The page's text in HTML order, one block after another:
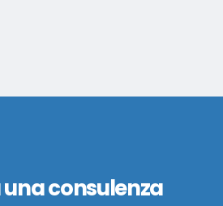
consulenza